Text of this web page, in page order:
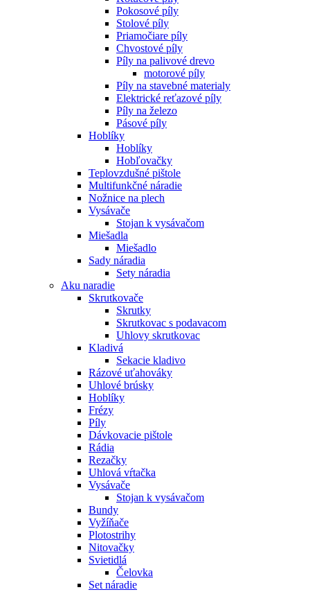
Pokosové píly
Stolové píly
Priamočiare píly
Chvostové píly
Píly na palivové drevo
motorové píly
Píly na stavebné materialy
Elektrické reťazové píly
Píly na železo
Pásové píly
Hoblíky
Hoblíky
Hobľovačky
Teplovzdušné pištole
Multifunkčné náradie
Nožnice na plech
Vysávače
Stojan k vysávačom
Miešadla
Miešadlo
Sady náradia
Sety náradia
Aku naradie
Skrutkovače
Skrutky
Skrutkovac s podavacom
Uhlovy skrutkovac
Kladivá
Sekacie kladivo
Rázové uťahováky
Uhlové brúsky
Hoblíky
Frézy
Píly
Dávkovacie pištole
Rádia
Rezačky
Uhlová vŕtačka
Vysávače
Stojan k vysávačom
Bundy
Vyžíňače
Plotostrihy
Nitovačky
Svietidlá
Čelovka
Set náradie